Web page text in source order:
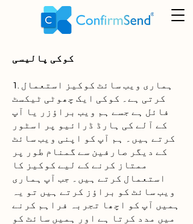
کوکی پالیسی
1. ہماری ویب سائٹ کوکیز استعمال
کرتی ہے۔ کوکی ایک چھوٹی ٹیکسٹ
فائل ہے جسے ہم ویب براؤزر یا آپ
کے آلے کی ہارڈ ڈرائیو پر اسٹور
کرتے ہیں۔ ہم آپ کو اپنی ویب سائٹ
کے دیگر صارفین سے گمنام طور پر
ممتاز کرنے کے لیے کوکیز کا
استعمال کرتے ہیں۔ جب آپ ہماری
ویب سائٹ کو براؤز کرتے ہیں تو یہ
ہمیں آپ کو اچھا تجربہ فراہم کرنے
میں مدد کرتا ہے اور ہمیں سائٹ کو